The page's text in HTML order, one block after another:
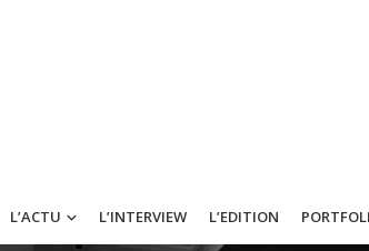
L’ACTU L’INTERVIEW L’EDITION